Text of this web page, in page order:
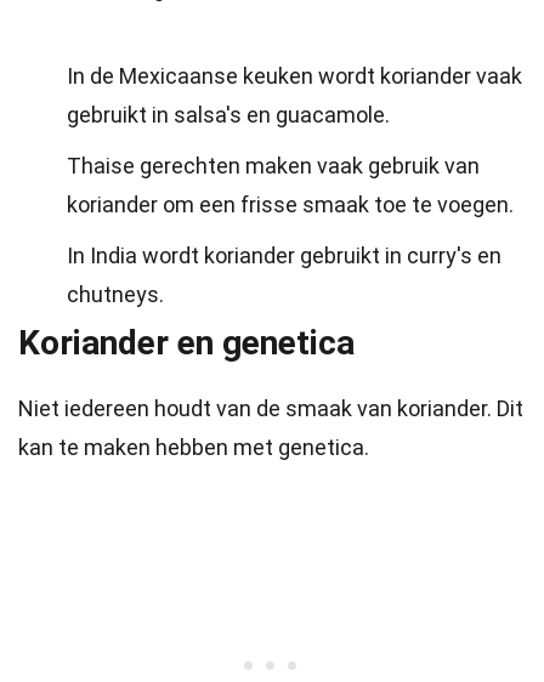
In de Mexicaanse keuken wordt koriander vaak
gebruikt in salsa's en guacamole.
Thaise gerechten maken vaak gebruik van
koriander om een frisse smaak toe te voegen.
In India wordt koriander gebruikt in curry's en
chutneys.
Koriander en genetica
Niet iedereen houdt van de smaak van koriander. Dit
kan te maken hebben met genetica.